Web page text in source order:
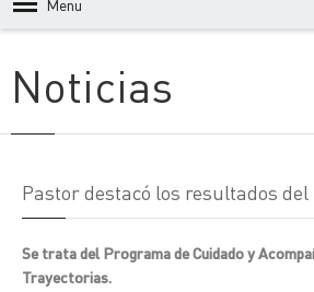
Noticias
Pastor destacó los resultados
Se trata del Programa de Cuidado y
Trayectorias.